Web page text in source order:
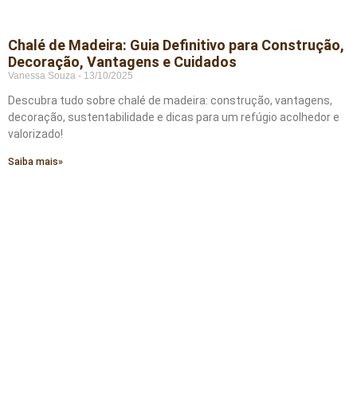
Chalé de Madeira: Guia Definitivo para Construção,
Decoração, Vantagens e Cuidados
Vanessa Souza 13/10/2025
Descubra tudo sobre chalé de madeira: construção, vantagens,
decoração, sustentabilidade e dicas para um refúgio acolhedor e
valorizado!
Saiba mais»